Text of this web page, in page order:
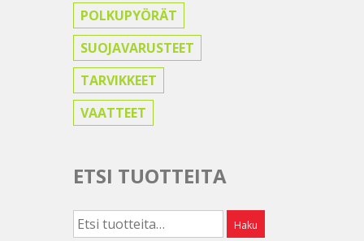
POLKUPYÖRÄT
SUOJAVARUSTEET
TARVIKKEET
VAATTEET
ETSI TUOTTEITA
Etsi: Haku